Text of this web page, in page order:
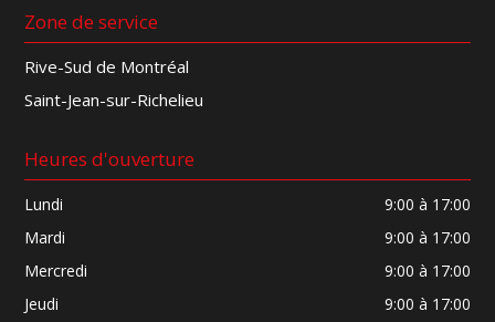
Zone de service
Rive-Sud de Montréal
Saint-Jean-sur-Richelieu
Heures d'ouverture
Lundi
9:00 à 17:00
Mardi
9:00 à 17:00
Mercredi
9:00 à 17:00
Jeudi
9:00 à 17:00